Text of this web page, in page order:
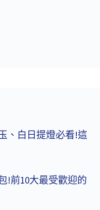
、白日提燈必看!這
!前10大最受歡迎的